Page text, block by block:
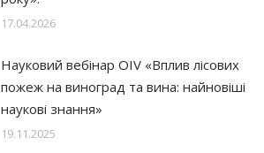
17.04.2026
Науковий вебінар OIV «Вплив лісових
пожеж на виноград та вина: найновіші
наукові знання»
19.11.2025